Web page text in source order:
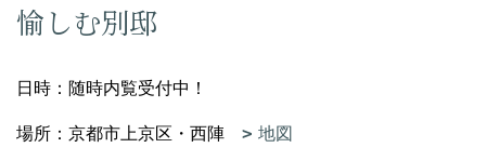
愉しむ別邸
日時：随時内覧受付中！
場所：京都市上京区・西陣 地図